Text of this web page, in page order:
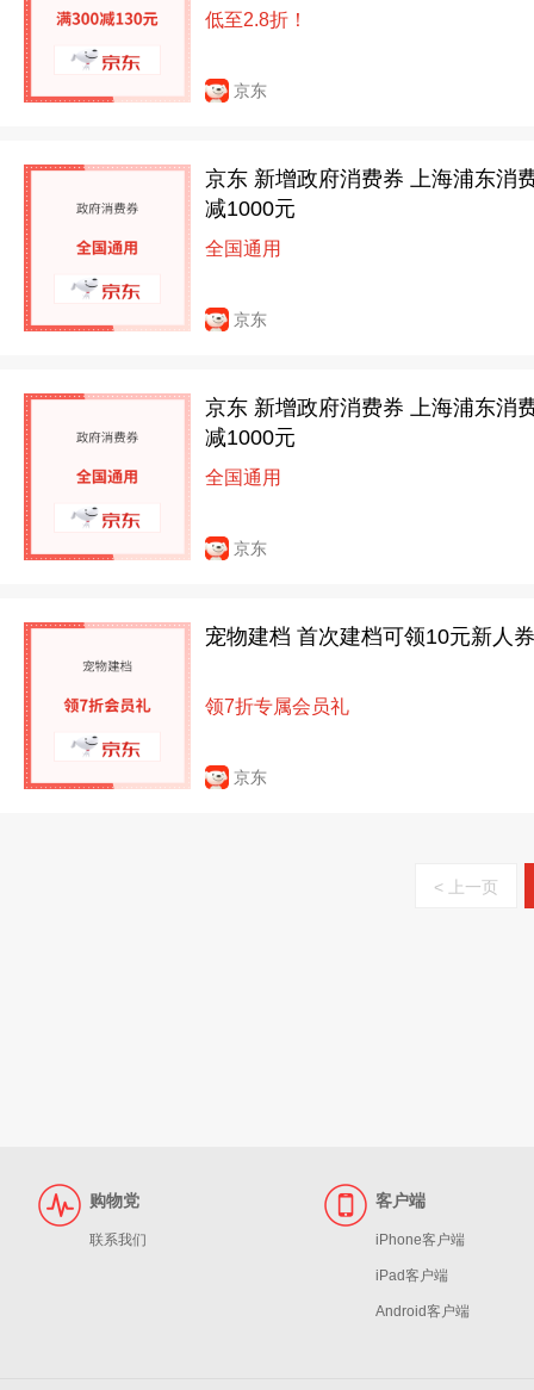
低至2.8折！
京东
京东 新增政府消费券 上海浦东消
减1000元
全国通用
京东
京东 新增政府消费券 上海浦东消
减1000元
全国通用
京东
宠物建档 首次建档可领10元新人券
领7折专属会员礼
京东
< 上一页
购物党
联系我们
客户端
iPhone客户端
iPad客户端
Android客户端